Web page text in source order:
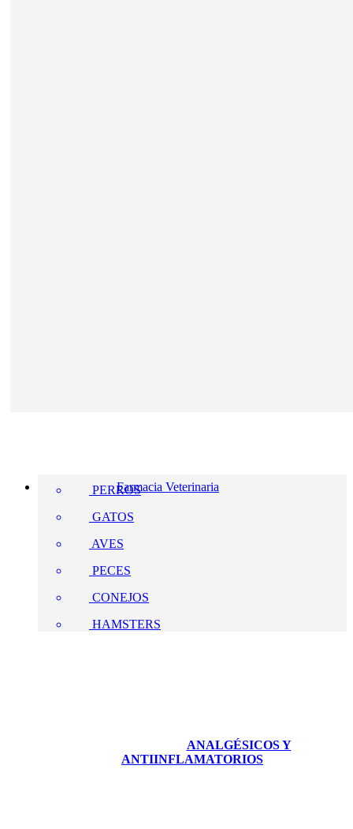
Farmacia Veterinaria
PERROS
GATOS
AVES
PECES
CONEJOS
HAMSTERS
ANALGÉSICOS Y
ANTIINFLAMATORIOS